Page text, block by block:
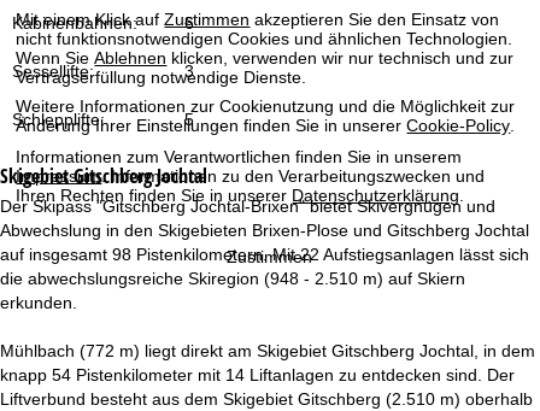
Mit einem Klick aufZustimmen akzeptieren Sie den Einsatz von
nicht funktionsnotwendigen Cookies und ähnlichen Technologien.
Wenn SieAblehnen klicken, verwenden wir nur technisch und zur
Vertragserfüllung notwendige Dienste.
Weitere Informationen zur Cookienutzung und die Möglichkeit zur
Änderung Ihrer Einstellungen finden Sie in unsererCookie-Policy.
Informationen zum Verantwortlichen finden Sie in unserem
Impressum. Informationen zu den Verarbeitungszwecken und
Ihren Rechten finden Sie in unserer Datenschutzerklärung.
Zustimmen
t
e
Kabinenbahnen: 6
Sessellifte: 3
Schlepplifte: 5
SkigebietGitschberg Jochtal
Der Skipass "Gitschberg Jochtal-Brixen" bietet Skivergnügen und
Abwechslung in den Skigebieten Brixen-Plose und Gitschberg Jochtal
auf insgesamt 98 Pistenkilometern. Mit 22 Aufstiegsanlagen lässt sich
die abwechslungsreiche Skiregion (948 - 2.510 m) auf Skiern
erkunden.
Mühlbach (772 m) liegt direkt am Skigebiet Gitschberg Jochtal, in dem
knapp 54 Pistenkilometer mit 14 Liftanlagen zu entdecken sind. Der
Liftverbund besteht aus dem Skigebiet Gitschberg (2.510 m) oberhalb